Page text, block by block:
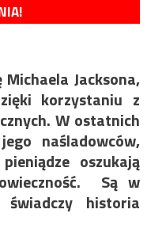
Jacksona,
korzystaniu z
W ostatnich
naśladowców,
oszukają
Są w
historia